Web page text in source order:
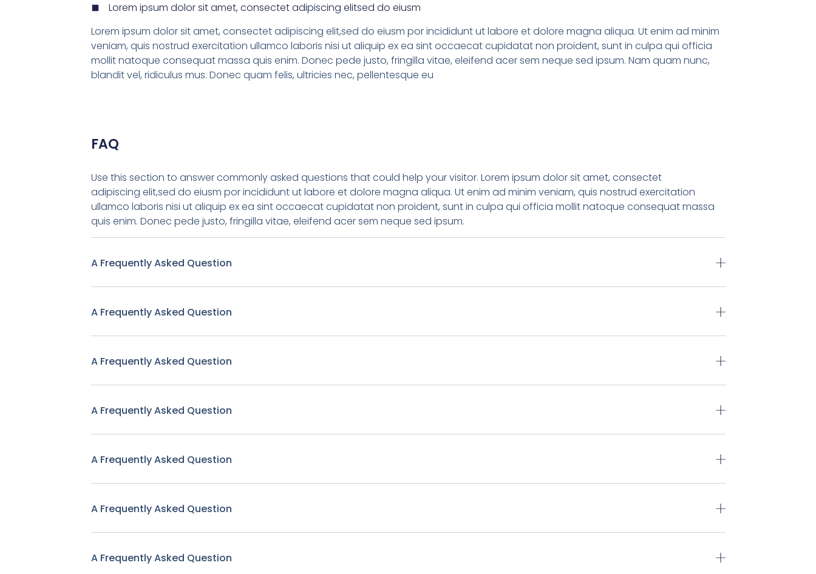
Lorem ipsum dolor sit amet, consectet adipiscing elitsed do eiusm
Lorem ipsum dolor sit amet, consectet adipiscing elit,sed do eiusm por incididunt ut labore et dolore magna aliqua. Ut enim ad minim
veniam, quis nostrud exercitation ullamco laboris nisi ut aliquip ex ea sint occaecat cupidatat non proident, sunt in culpa qui officia
mollit natoque consequat massa quis enim. Donec pede justo, fringilla vitae, eleifend acer sem neque sed ipsum. Nam quam nunc,
blandit vel, ridiculus mus. Donec quam felis, ultricies nec, pellentesque eu
FAQ
Use this section to answer commonly asked questions that could help your visitor. Lorem ipsum dolor sit amet, consectet
adipiscing elit,sed do eiusm por incididunt ut labore et dolore magna aliqua. Ut enim ad minim veniam, quis nostrud exercitation
ullamco laboris nisi ut aliquip ex ea sint occaecat cupidatat non proident, sunt in culpa qui officia mollit natoque consequat massa
quis enim. Donec pede justo, fringilla vitae, eleifend acer sem neque sed ipsum.
A Frequently Asked Question
A Frequently Asked Question
A Frequently Asked Question
A Frequently Asked Question
A Frequently Asked Question
A Frequently Asked Question
A Frequently Asked Question